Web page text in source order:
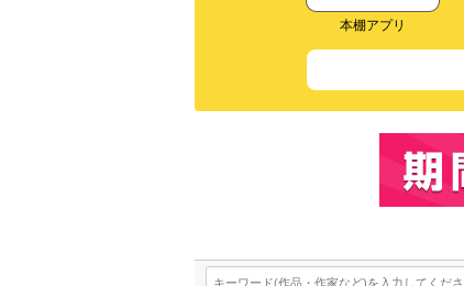
本棚アプリ